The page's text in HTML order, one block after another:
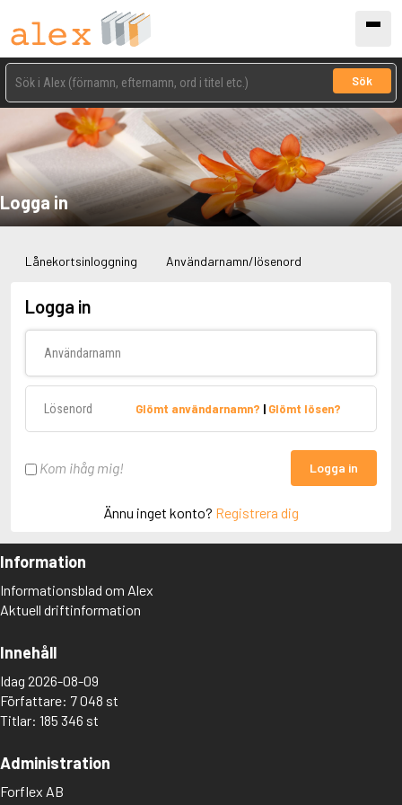
Sök
Logga in
Lånekortsinloggning Användarnamn/lösenord
Logga in
Glömt användarnamn? | Glömt lösen?
Kom ihåg mig! Logga in
Ännu inget konto? Registrera dig
Information
Informationsblad om Alex
Aktuell driftinformation
Innehåll
Idag 2026-08-09
Författare: 7 048 st
Titlar: 185 346 st
Administration
Forflex AB